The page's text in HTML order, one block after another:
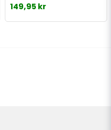
149,95 kr